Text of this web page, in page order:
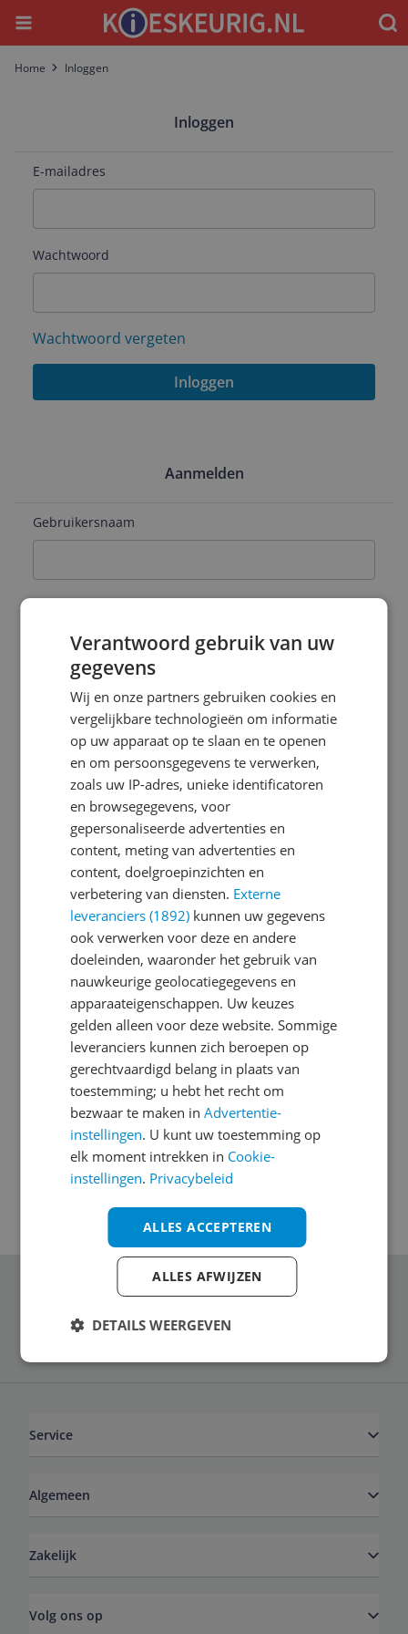
Menu
Home Inloggen
Inloggen
E-mailadres
Wachtwoord
Wachtwoord vergeten
Inloggen
Aanmelden
Gebruikersnaam
Wachtwoord
Je wachtwoord moet minimaal 6 karakters
bevatten
Wachtwoord herhalen
Ik ga akkoord met deAlgemene Voorwaarden
en hetprivacy statementvan Reshift
Ik ontvang graag interessante acties en
aanbiedingen van Kieskeurig.nl en
Digitalvia e-mail
Aanmelden
Schrijf je in voor onze nieuwsbrief
Service
Algemeen
Zakelijk
Volg ons op
Verantwoord gebruik van uw
gegevens
Wij en onze partners gebruiken cookies en
vergelijkbare technologieën om informatie
op uw apparaat op te slaan en te openen
en om persoonsgegevens te verwerken,
zoals uw IP-adres, unieke identificatoren
en browsegegevens, voor
gepersonaliseerde advertenties en
content, meting van advertenties en
content, doelgroepinzichten en
verbetering van diensten. Externe
leveranciers (1892) kunnen uw gegevens
ook verwerken voor deze en andere
doeleinden, waaronder het gebruik van
nauwkeurige geolocatiegegevens en
apparaateigenschappen. Uw keuzes
gelden alleen voor deze website. Sommige
leveranciers kunnen zich beroepen op
gerechtvaardigd belang in plaats van
toestemming; u hebt het recht om
bezwaar te maken inAdvertentie-
instellingen. U kunt uw toestemming op
elk moment intrekken in Cookie-
instellingen. Privacybeleid
ALLES ACCEPTEREN
ALLES AFWIJZEN
DETAILS WEERGEVEN